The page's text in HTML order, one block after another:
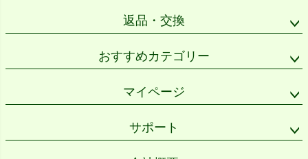
返品・交換
おすすめカテゴリー
マイページ
サポート